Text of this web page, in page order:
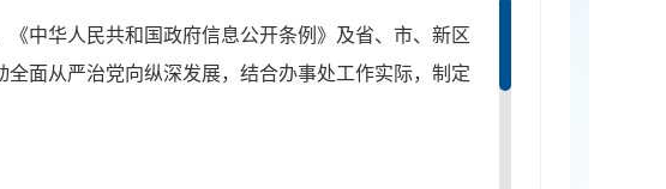
中华人民共和国政府信息公开条例》及省、市、新区
面从严治党向纵深发展，结合办事处工作实际，制定